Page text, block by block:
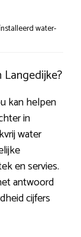
water-
kan helpen
in
water
en servies.
antwoord
cijfers